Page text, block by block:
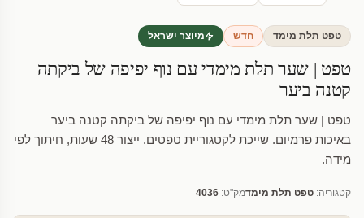
טפט תלת מימד חדש מיוצר ישראל
טפט | שער תלת מימדי עם נוף יפיפה של ביקתה
קטנה ביער
טפט | שער תלת מימדי עם נוף יפיפה של ביקתה קטנה ביער
באיכות פרמיום. שייכת לקטגוריית טפטים. ייצור 48 שעות, חיתוך לפי
מידה.
קטגוריה: טפט תלת מימדמק"ט: 4036